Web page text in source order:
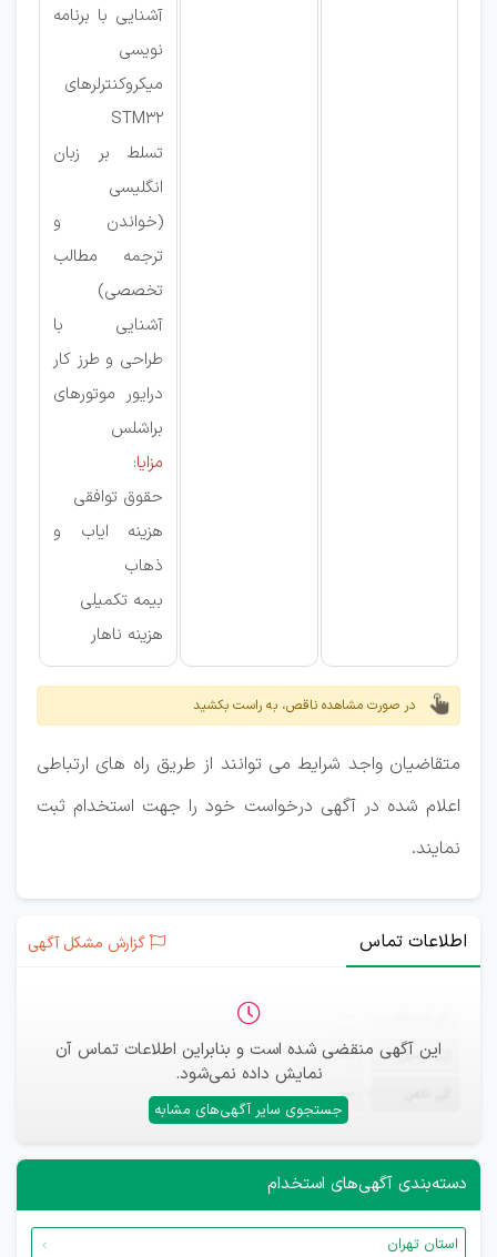
آشنایی با برنامه
نویسی
میکروکنترلرهای
STM32
تسلط بر زبان
انگلیسی
(خواندن و
ترجمه مطالب
تخصصی)
آشنایی با
طراحی و طرز کار
درایور موتورهای
براشلس
مزایا:
حقوق توافقی
هزینه ایاب و
ذهاب
بیمه تکمیلی
هزینه ناهار
در صورت مشاهده ناقص، به راست بکشید
متقاضیان واجد شرایط می توانند از طریق راه های ارتباطی
اعلام شده در آگهی درخواست خود را جهت استخدام ثبت
نمایند.
اطلاعات تماس گزارش مشکل آگهی
این آگهی منقضی شده است و بنابراین اطلاعات تماس آن
نمایش داده نمی‌شود.
جستجوی سایر آگهی‌های مشابه
ایمیل —
—
دسته‌بندی آگهی‌های استخدام
استان تهران